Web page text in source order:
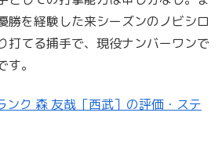
勝を経験した来シーズンのノビシロ
打てる捕手で、現役ナンバーワンで
。
ンク 森 友哉［西武］の評価・ステ